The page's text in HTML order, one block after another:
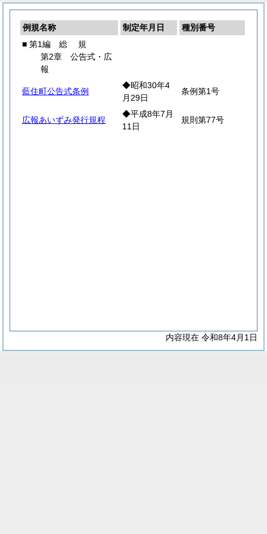
例規名称 制定年月日
種別番号
■ 第1編 総 規
第2章 公告式・広
報
藍住町公告式条例
◆昭和30年4
月29日
条例第1号
広報あいずみ発行規程
◆平成8年7月
11日
規則第77号
内容現在 令和8年4月1日